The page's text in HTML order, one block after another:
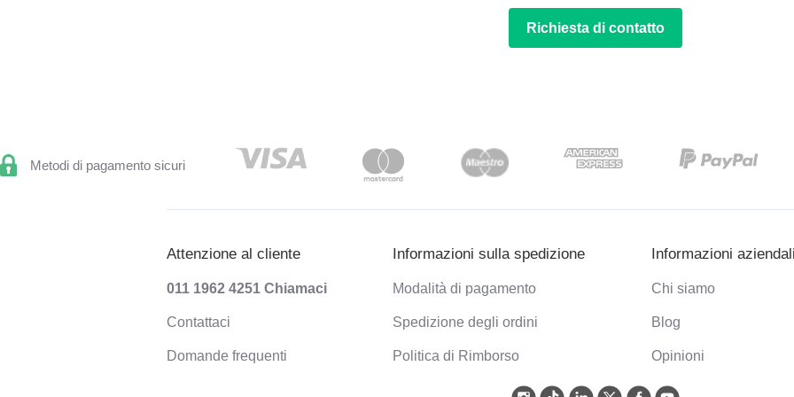
Richiesta di contatto
Metodi di pagamento sicuri
Attenzione al cliente
011 1962 4251 Chiamaci
Contattaci
Domande frequenti
Informazioni sulla spedizione
Modalità di pagamento
Spedizione degli ordini
Politica di Rimborso
Informazioni
Chi siamo
Blog
Opinioni